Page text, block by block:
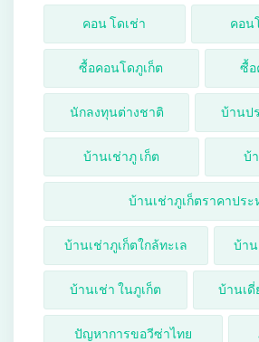
คอน โดเช่า คอน
ซื้อคอนโดภูเก็ต ซื้อ
นักลงทุนต่างชาติ บ้านป
บ้านเช่าภู เก็ต บ้
บ้านเช่าภูเก็ตราคาประ
บ้านเช่าภูเก็ตใกล้ทะเล บ้า
บ้านเช่า ในภูเก็ต บ้านเดี่
ปัญหาการขอวีซ่าไทย